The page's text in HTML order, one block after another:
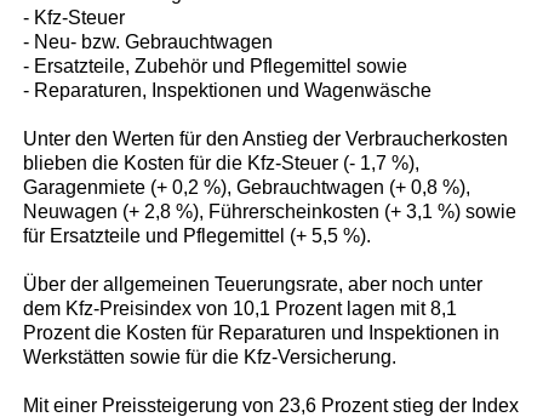
- Kfz-Steuer
- Neu- bzw. Gebrauchtwagen
- Ersatzteile, Zubehör und Pflegemittel sowie
- Reparaturen, Inspektionen und Wagenwäsche
Unter den Werten für den Anstieg der Verbraucherkosten
blieben die Kosten für die Kfz-Steuer (- 1,7 %),
Garagenmiete (+ 0,2 %), Gebrauchtwagen (+ 0,8 %),
Neuwagen (+ 2,8 %), Führerscheinkosten (+ 3,1 %) sowie
für Ersatzteile und Pflegemittel (+ 5,5 %).
Über der allgemeinen Teuerungsrate, aber noch unter
dem Kfz-Preisindex von 10,1 Prozent lagen mit 8,1
Prozent die Kosten für Reparaturen und Inspektionen in
Werkstätten sowie für die Kfz-Versicherung.
Mit einer Preissteigerung von 23,6 Prozent stieg der Index